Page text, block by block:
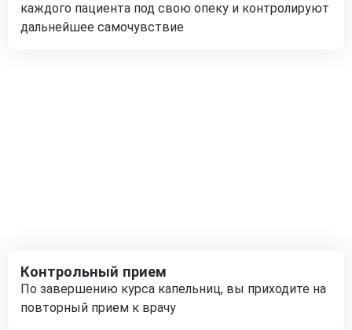
каждого пациента под свою опеку и контролируют
дальнейшее самочувствие
Контрольный прием
По завершению курса капельниц, вы приходите на
повторный прием к врачу